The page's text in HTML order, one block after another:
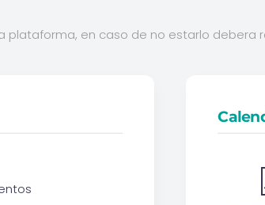
en caso de no estarlo debera